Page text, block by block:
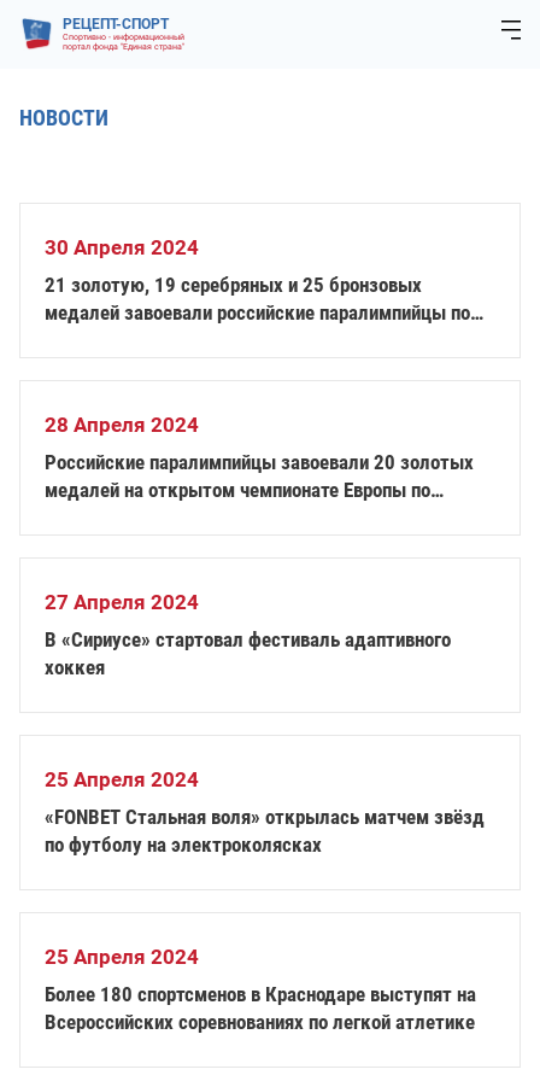
РЕЦЕПТ-СПОРТ
Спортивно - информационный
портал фонда "Единая страна"
НОВОСТИ
30 Апреля 2024
21 золотую, 19 серебряных и 25 бронзовых
медалей завоевали российские паралимпийцы по
28 Апреля 2024
Российские паралимпийцы завоевали 20 золотых
медалей на открытом чемпионате Европы по
27 Апреля 2024
В «Сириусе» стартовал фестиваль адаптивного
хоккея
25 Апреля 2024
«FONBET Стальная воля» открылась матчем звёзд
по футболу на электроколясках
25 Апреля 2024
Более 180 спортсменов в Краснодаре выступят на
Всероссийских соревнованиях по легкой атлетике